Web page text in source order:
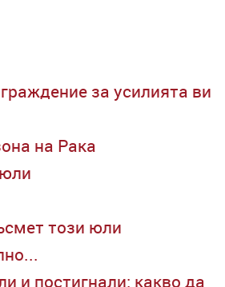
за усилията ви
на Рака
този юли
и постигнали: какво да